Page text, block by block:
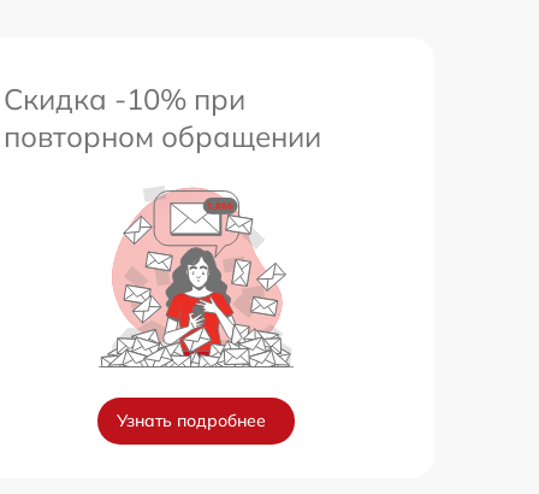
Скидка -10% при
повторном обращении
Узнать подробнее